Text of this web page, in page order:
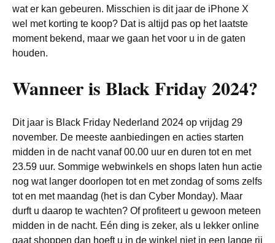
wat er kan gebeuren. Misschien is dit jaar de iPhone X
wel met korting te koop? Dat is altijd pas op het laatste
moment bekend, maar we gaan het voor u in de gaten
houden.
Wanneer is Black Friday 2024?
Dit jaar is Black Friday Nederland 2024 op vrijdag 29
november. De meeste aanbiedingen en acties starten
midden in de nacht vanaf 00.00 uur en duren tot en met
23.59 uur. Sommige webwinkels en shops laten hun actie
nog wat langer doorlopen tot en met zondag of soms zelfs
tot en met maandag (het is dan Cyber Monday). Maar
durft u daarop te wachten? Of profiteert u gewoon meteen
midden in de nacht. Eén ding is zeker, als u lekker online
gaat shoppen dan hoeft u in de winkel niet in een lange rij